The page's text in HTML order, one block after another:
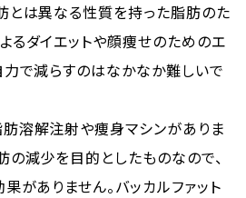
とは異なる性質を持った脂肪のた
るダイエットや顔痩せのためのエ
力で減らすのはなかなか難しいで
溶解注射や痩身マシンがありま
の減少を目的としたものなので、
がありません。バッカルファット